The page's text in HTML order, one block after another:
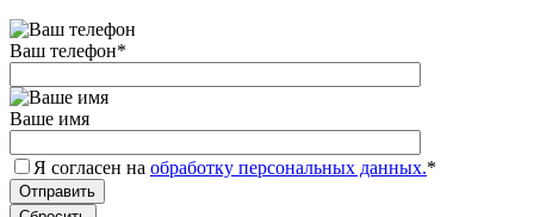
Ваш телефон*
Ваше имя
Я согласен на обработку персональных данных.*